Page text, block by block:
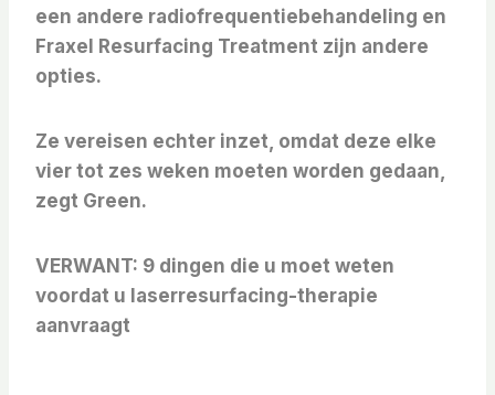
een andere radiofrequentiebehandeling en
Fraxel Resurfacing Treatment zijn andere
opties.
Ze vereisen echter inzet, omdat deze elke
vier tot zes weken moeten worden gedaan,
zegt Green.
VERWANT: 9 dingen die u moet weten
voordat u laserresurfacing-therapie
aanvraagt